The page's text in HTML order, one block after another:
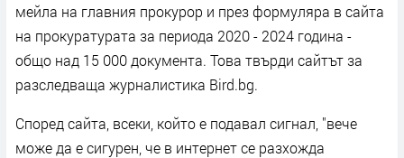
мейла на главния прокурор и през формуляра в сайта
на прокуратурата за периода 2020 - 2024 година -
общо над 15 000 документа. Това твърди сайтът за
разследваща журналистика Bird.bg.
Според сайта, всеки, който е подавал сигнал, "вече
може да е сигурен, че в интернет се разхожда